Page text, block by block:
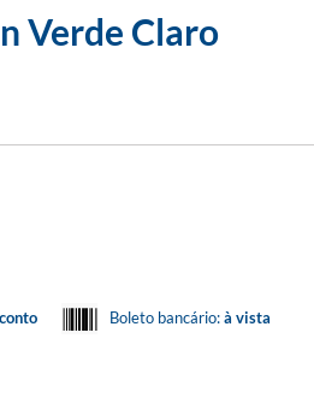
Verde Claro
Boleto bancário:à vista